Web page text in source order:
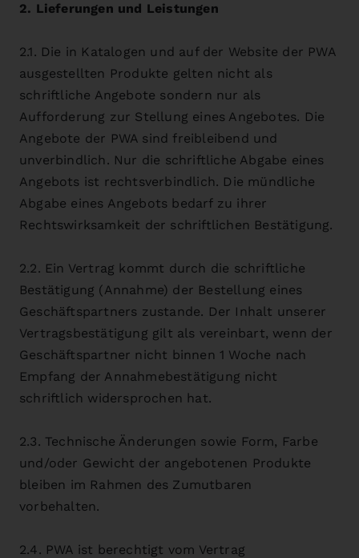
2. Lieferungen und Leistungen
2.1. Die in Katalogen und auf der Website der PWA
ausgestellten Produkte gelten nicht als
schriftliche Angebote sondern nur als
Aufforderung zur Stellung eines Angebotes. Die
Angebote der PWA sind freibleibend und
unverbindlich. Nur die schriftliche Abgabe eines
Angebots ist rechtsverbindlich. Die mündliche
Abgabe eines Angebots bedarf zu ihrer
Rechtswirksamkeit der schriftlichen Bestätigung.
2.2. Ein Vertrag kommt durch die schriftliche
Bestätigung (Annahme) der Bestellung eines
Geschäftspartners zustande. Der Inhalt unserer
Vertragsbestätigung gilt als vereinbart, wenn der
Geschäftspartner nicht binnen 1 Woche nach
Empfang der Annahmebestätigung nicht
schriftlich widersprochen hat.
2.3. Technische Änderungen sowie Form, Farbe
und/oder Gewicht der angebotenen Produkte
bleiben im Rahmen des Zumutbaren
vorbehalten.
2.4. PWA ist berechtigt vom Vertrag